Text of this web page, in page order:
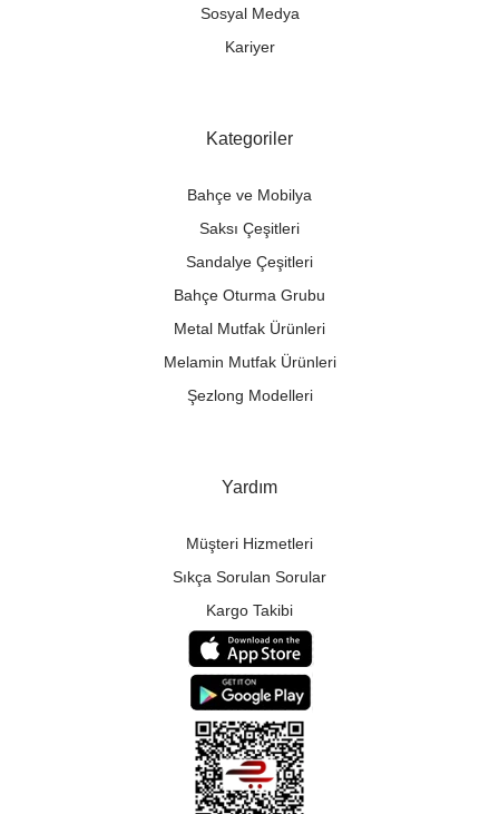
Sosyal Medya
Kariyer
Kategoriler
Bahçe ve Mobilya
Saksı Çeşitleri
Sandalye Çeşitleri
Bahçe Oturma Grubu
Metal Mutfak Ürünleri
Melamin Mutfak Ürünleri
Şezlong Modelleri
Yardım
Müşteri Hizmetleri
Sıkça Sorulan Sorular
Kargo Takibi